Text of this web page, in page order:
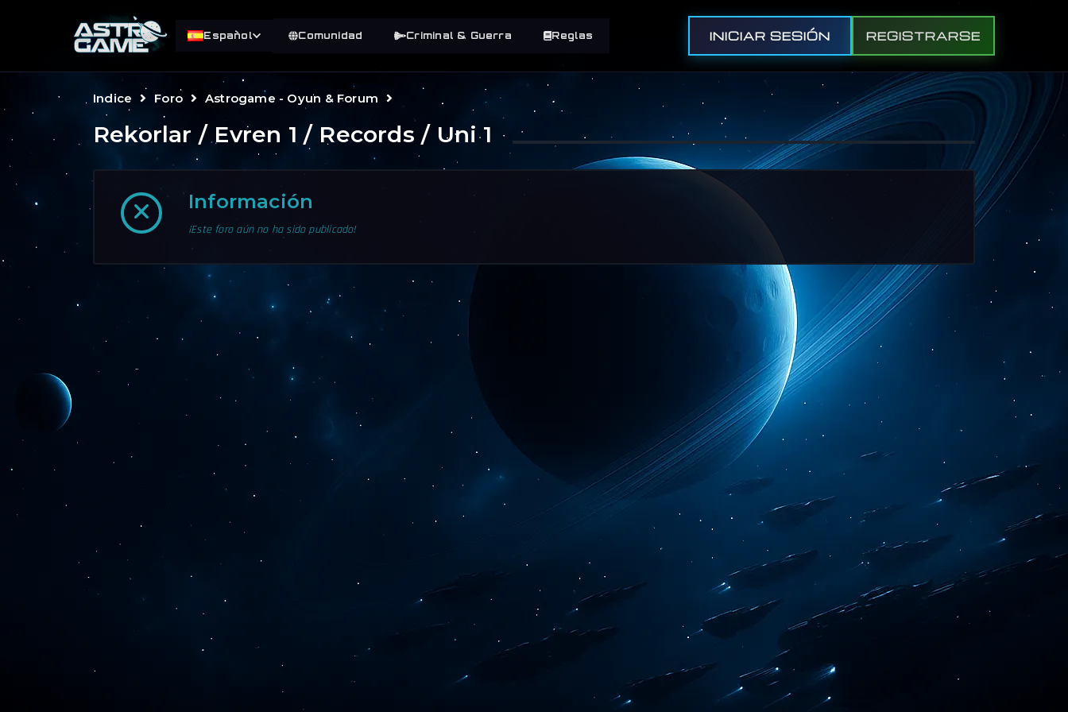
Español Comunidad Criminal & Guerra Reglas INICIAR SESIÓN REGISTRARSE
Indice Foro Astrogame - Oyun & Forum
Rekorlar / Evren 1 / Records / Uni 1
Información
¡Este foro aún no ha sido publicado!